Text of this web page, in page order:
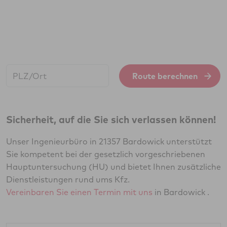
Route berechnen
Sicherheit, auf die Sie sich verlassen können!
Unser Ingenieurbüro in 21357 Bardowick unterstützt
Sie kompetent bei der gesetzlich vorgeschriebenen
Hauptuntersuchung (HU) und bietet Ihnen zusätzliche
Dienstleistungen rund ums Kfz.
Vereinbaren Sie einen Termin mit uns in Bardowick .